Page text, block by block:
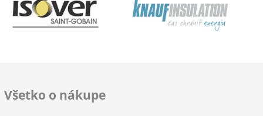
Všetko o nákupe